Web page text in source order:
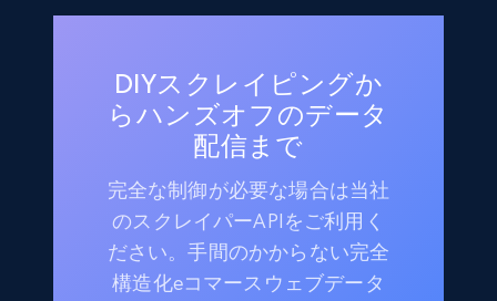
DIYスクレイピングか
らハンズオフのデータ
配信まで
完全な制御が必要な場合は当社
のスクレイパーAPIをご利用く
ださい。手間のかからない完全
構造化eコマースウェブデータ